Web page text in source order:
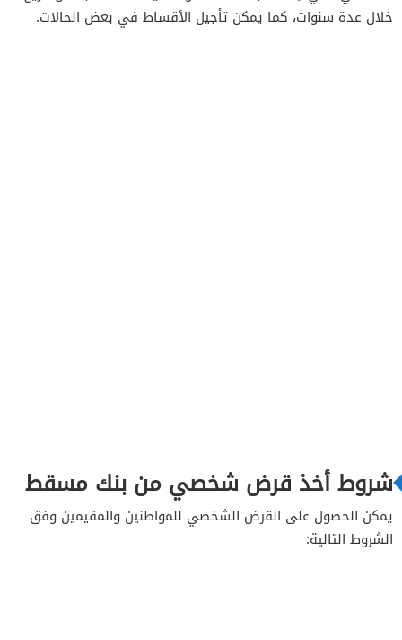
للمواطنين العمانيين
خلال عدة سنوات، كما يمكن تأجيل الأقساط في بعض الحالات.
شروط أخذ قرض شخصي من بنك مسقط
يمكن الحصول على القرض الشخصي للمواطنين والمقيمين وفق
الشروط التالية: